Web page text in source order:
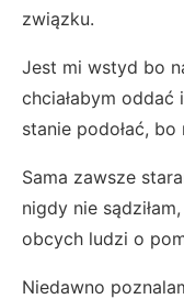
związku.
Jest mi wstyd bo
chciałabym oddać
stanie podołać,
Sama zawsze
nigdy nie
obcych ludzi o
Niedawno